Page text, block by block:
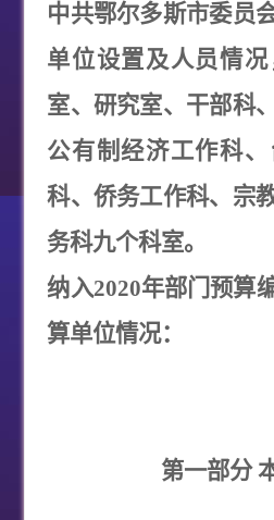
中共鄂尔多斯市委员
单位设置及人员情况
室、研究室、干部科
公有制经济工作科
科、侨务工作科、宗
务科九个科室。
纳入2020年部门预算
算单位情况：
第一部分